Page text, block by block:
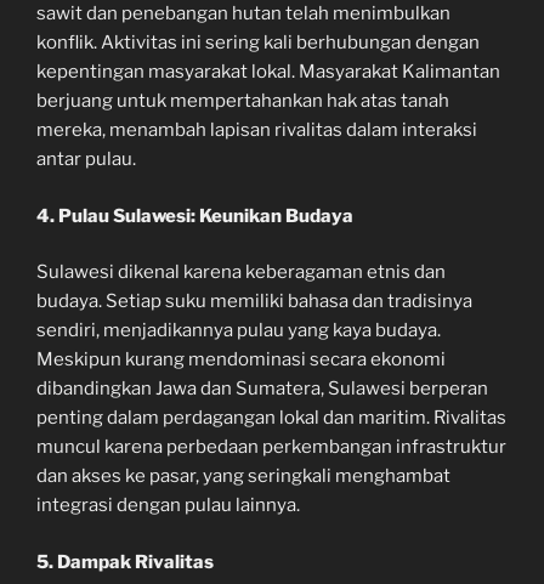
sawit dan penebangan hutan telah menimbulkan
konflik. Aktivitas ini sering kali berhubungan dengan
kepentingan masyarakat lokal. Masyarakat Kalimantan
berjuang untuk mempertahankan hak atas tanah
mereka, menambah lapisan rivalitas dalam interaksi
antar pulau.
4. Pulau Sulawesi: Keunikan Budaya
Sulawesi dikenal karena keberagaman etnis dan
budaya. Setiap suku memiliki bahasa dan tradisinya
sendiri, menjadikannya pulau yang kaya budaya.
Meskipun kurang mendominasi secara ekonomi
dibandingkan Jawa dan Sumatera, Sulawesi berperan
penting dalam perdagangan lokal dan maritim. Rivalitas
muncul karena perbedaan perkembangan infrastruktur
dan akses ke pasar, yang seringkali menghambat
integrasi dengan pulau lainnya.
5. Dampak Rivalitas